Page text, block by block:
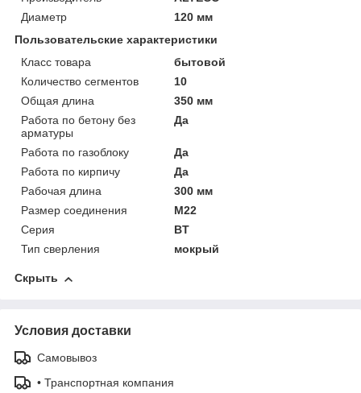
Диаметр
120 мм
Пользовательские характеристики
Класс товара
бытовой
Количество сегментов
10
Общая длина
350 мм
Работа по бетону без
арматуры
Да
Работа по газоблоку
Да
Работа по кирпичу
Да
Рабочая длина
300 мм
Размер соединения
М22
Серия
BТ
Тип сверления
мокрый
Скрыть
Условия доставки
Самовывоз
• Транспортная компания